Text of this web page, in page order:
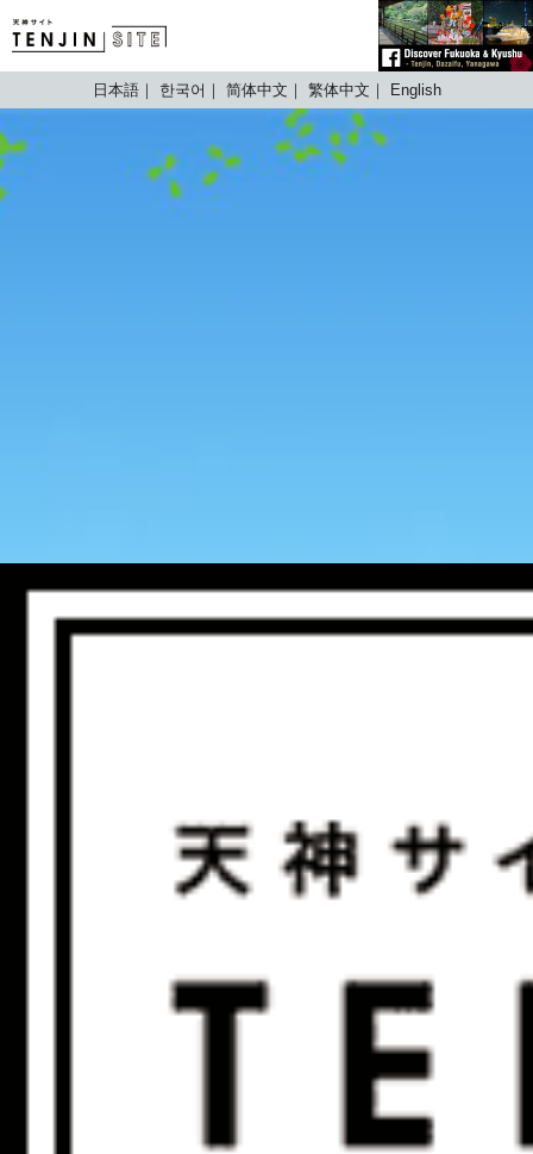
TENJIN SITE
日本語 한국어 简体中文 繁体中文 English